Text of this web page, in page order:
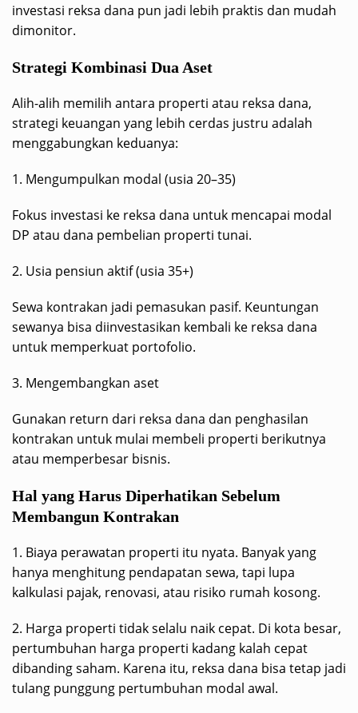
investasi reksa dana pun jadi lebih praktis dan mudah
dimonitor.
Strategi Kombinasi Dua Aset
Alih-alih memilih antara properti atau reksa dana,
strategi keuangan yang lebih cerdas justru adalah
menggabungkan keduanya:
1. Mengumpulkan modal (usia 20–35)
Fokus investasi ke reksa dana untuk mencapai modal
DP atau dana pembelian properti tunai.
2. Usia pensiun aktif (usia 35+)
Sewa kontrakan jadi pemasukan pasif. Keuntungan
sewanya bisa diinvestasikan kembali ke reksa dana
untuk memperkuat portofolio.
3. Mengembangkan aset
Gunakan return dari reksa dana dan penghasilan
kontrakan untuk mulai membeli properti berikutnya
atau memperbesar bisnis.
Hal yang Harus Diperhatikan Sebelum
Membangun Kontrakan
1. Biaya perawatan properti itu nyata. Banyak yang
hanya menghitung pendapatan sewa, tapi lupa
kalkulasi pajak, renovasi, atau risiko rumah kosong.
2. Harga properti tidak selalu naik cepat. Di kota besar,
pertumbuhan harga properti kadang kalah cepat
dibanding saham. Karena itu, reksa dana bisa tetap jadi
tulang punggung pertumbuhan modal awal.